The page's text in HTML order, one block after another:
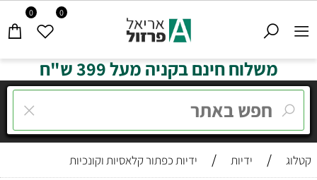
0 0
משלוח חינם בקניה מעל 399 ש"ח
קטלוג / ידיות / ידיות כפתור קלאסיות וקונכיות